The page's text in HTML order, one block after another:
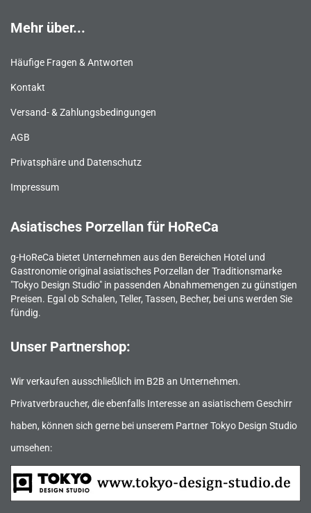
Mehr über...
Häufige Fragen & Antworten
Kontakt
Versand- & Zahlungsbedingungen
AGB
Privatsphäre und Datenschutz
Impressum
Asiatisches Porzellan für HoReCa
g-HoReCa bietet Unternehmen aus den Bereichen Hotel und
Gastronomie original asiatisches Porzellan der Traditionsmarke
"Tokyo Design Studio" in passenden Abnahmemengen zu günstigen
Preisen. Egal ob Schalen, Teller, Tassen, Becher, bei uns werden Sie
fündig.
Unser Partnershop:
Wir verkaufen ausschließlich im B2B an Unternehmen.
Privatverbraucher, die ebenfalls Interesse an asiatischem Geschirr
haben, können sich gerne bei unserem Partner Tokyo Design Studio
umsehen: